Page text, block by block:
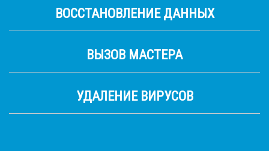
ВОССТАНОВЛЕНИЕ ДАННЫХ
ВЫЗОВ МАСТЕРА
УДАЛЕНИЕ ВИРУСОВ